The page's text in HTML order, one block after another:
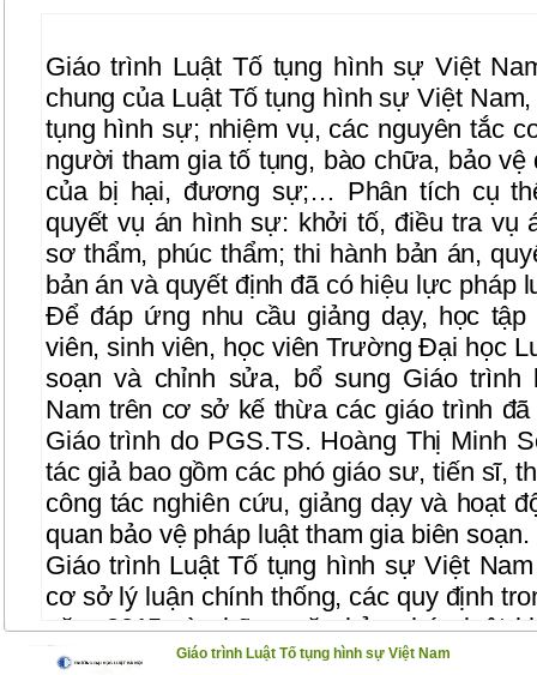
Giáo trình Luật Tố tụng hình sự Việt
chung của Luật Tố tụng hình sự Việt
tụng hình sự; nhiệm vụ, các nguyên tắc
người tham gia tố tụng, bào chữa, bảo
của bị hại, đương sự;… Phân tích cụ
quyết vụ án hình sự: khởi tố, điều tra vụ
sơ thẩm, phúc thẩm; thi hành bản án,
bản án và quyết định đã có hiệu lực pháp
Để đáp ứng nhu cầu giảng dạy, học
viên, sinh viên, học viên Trường Đại học
soạn và chỉnh sửa, bổ sung Giáo
Nam trên cơ sở kế thừa các giáo trình
Giáo trình do PGS.TS. Hoàng Thị Minh
tác giả bao gồm các phó giáo sư, tiến sĩ,
công tác nghiên cứu, giảng dạy và hoạt
quan bảo vệ pháp luật tham gia biên soạn.
Giáo trình Luật Tố tụng hình sự Việt
cơ sở lý luận chính thống, các quy định
năm 2015 và những văn bản pháp luật
được ban hành./.
Giáo trình Luật Tố tụng hình sự Việt Nam